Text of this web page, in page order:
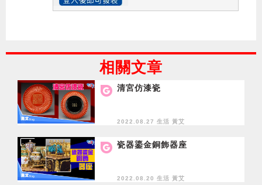
相關文章
清宮仿漆瓷
2022.08.27 生活 黃艾
瓷器鎏金銅飾器座
2022.08.20 生活 黃艾